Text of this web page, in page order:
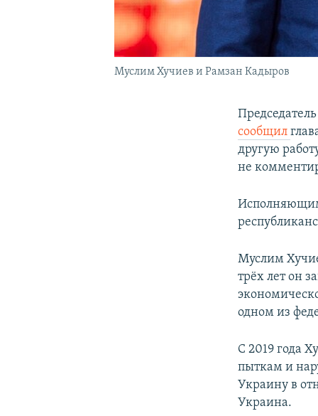
Муслим Хучиев и Рамзан Кадыров
сообщил
другую
не
Исполняющим
Муслим
трёх лет он
одном из
С 2019 года
пыткам и
Украину в
Украина.